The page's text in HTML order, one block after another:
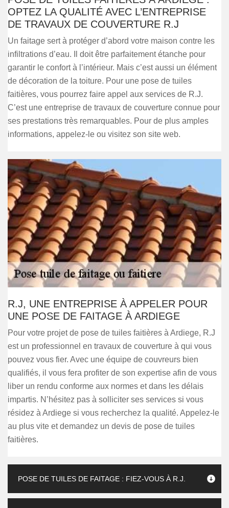
OPTEZ LA QUALITÉ AVEC L’ENTREPRISE
DE TRAVAUX DE COUVERTURE R.J
Un faitage sert à protéger d’abord votre maison contre les
infiltrations d’eau. Il doit être parfaitement étanche pour
garantir le confort à l’intérieur. Mais c’est aussi un élément
de décoration de la toiture. Pour une pose de tuiles
faitières, vous pourrez faire appel aux services de R.J.
C’est une entreprise de travaux de couverture connue pour
ses prestations très remarquables. Pour de plus amples
informations, appelez-le ou visitez son site web.
R.J, UNE ENTREPRISE À APPELER POUR
UNE POSE DE FAITAGE À ARDIEGE
Pour votre projet de pose de tuiles faitières à Ardiege, R.J
est un professionnel en travaux de couverture à qui vous
pouvez vous fier. Avec une équipe de couvreurs bien
qualifiés, il vous fera profiter de son expertise afin de vous
liber un rendu conforme aux normes et dans les délais
impartis. N’hésitez pas à solliciter ses services si vous
résidez à Ardiege si vous recherchez la qualité. Appelez-le
au plus vite et demandez un devis de pose de tuiles
faitières.
POSE DE TUILES DE FAITAGE : FIEZ-VOUS À R.J.